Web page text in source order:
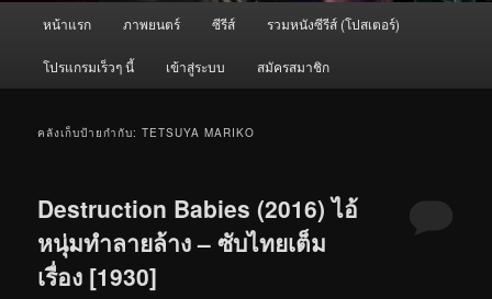
หน้าแรก ภาพยนตร์ ซีรีส์ รวมหนังซีรีส์ (โปสเตอร์)
โปรแกรมเร็วๆ นี้ เข้าสู่ระบบ สมัครสมาชิก
คลังเก็บป้ายกำกับ:TETSUYA MARIKO
Destruction Babies (2016) ไอ้
หนุ่มทำลายล้าง – ซับไทยเต็ม
เรื่อง [1930]